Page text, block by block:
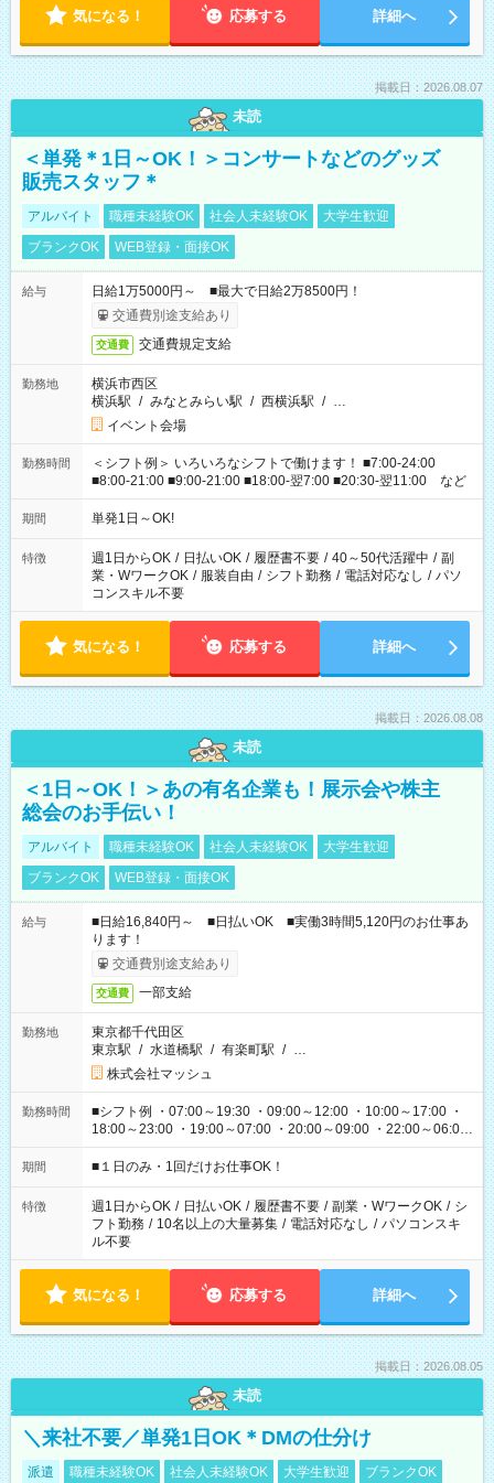
気になる！ 応募する 詳細へ
掲載日：2026.08.07
未読
＜単発＊1日～OK！＞コンサートなどのグッズ
販売スタッフ＊
アルバイト 職種未経験OK 社会人未経験OK
大学生歓迎
ブランクOK
WEB登録・面接OK
給与
日給1万5000円～ ■最大で日給2万8500円！
交通費別途支給あり
交通費 交通費規定支給
勤務地
横浜市西区
横浜駅 / みなとみらい駅 / 西横浜駅 / …
イベント会場
勤務時間
＜シフト例＞ いろいろなシフトで働けます！ ■7:00-24:00
■8:00-21:00 ■9:00-21:00 ■18:00-翌7:00 ■20:30-翌11:00 など
期間 単発1日～OK!
特徴 週1日からOK / 日払いOK / 履歴書不要 / 40～50代活躍中 / 副
業・WワークOK / 服装自由 / シフト勤務 / 電話対応なし / パソ
コンスキル不要
気になる！ 応募する 詳細へ
掲載日：2026.08.08
未読
＜1日～OK！＞あの有名企業も！展示会や株主
総会のお手伝い！
アルバイト 職種未経験OK 社会人未経験OK
大学生歓迎
ブランクOK
WEB登録・面接OK
給与
■日給16,840円～ ■日払いOK ■実働3時間5,120円のお仕事あ
ります！
交通費別途支給あり
交通費 一部支給
勤務地
東京都千代田区
東京駅 / 水道橋駅 / 有楽町駅 / …
株式会社マッシュ
勤務時間
■シフト例 ・07:00～19:30 ・09:00～12:00 ・10:00～17:00 ・
18:00～23:00 ・19:00～07:00 ・20:00～09:00 ・22:00～06:00
etc ★最短で3時間で5,120円のお仕事から 15時間で2万円近く稼
げるお仕事も！ ご希望のお時間に合わせてご紹介！ ※シフトは
ください！
期間 ■１日のみ・1回だけお仕事OK！
特徴 週1日からOK / 日払いOK / 履歴書不要 / 副業・WワークOK / シ
フト勤務 / 10名以上の大量募集 / 電話対応なし / パソコンスキ
ル不要
気になる！ 応募する 詳細へ
掲載日：2026.08.05
未読
＼来社不要／単発1日OK＊DMの仕分け
派遣 職種未経験OK 社会人未経験OK 大学生歓迎 ブランクOK